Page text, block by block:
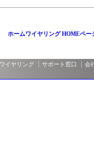
ホームワイヤリング HOMEペー
イヤリング サポート窓口 会